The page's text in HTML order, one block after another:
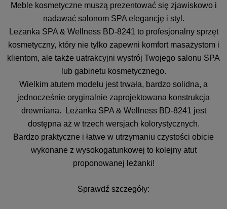
Meble kosmetyczne muszą prezentować się zjawiskowo i
nadawać salonom SPA elegancję i styl.
Leżanka SPA & Wellness BD-8241 to profesjonalny sprzęt
kosmetyczny, który nie tylko zapewni komfort masażystom i
klientom, ale także uatrakcyjni wystrój Twojego salonu SPA
lub gabinetu kosmetycznego.
Wielkim atutem modelu jest trwała, bardzo solidna, a
jednocześnie oryginalnie zaprojektowana konstrukcja
drewniana. Leżanka SPA & Wellness BD-8241 jest
dostępna aż w trzech wersjach kolorystycznych.
Bardzo praktyczne i łatwe w utrzymaniu czystości obicie
wykonane z wysokogatunkowej to kolejny atut
proponowanej leżanki!
Sprawdź szczegóły: